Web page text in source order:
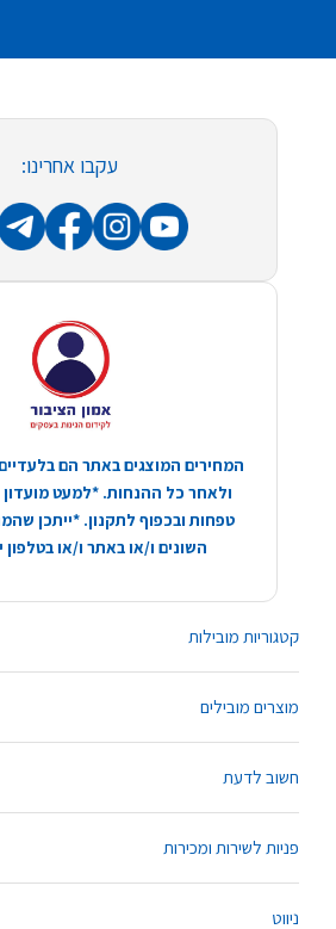
קטגוריות מובילות
מוצרים מובילים
חשוב לדעת
פניות לשירות ומכירות
ניווט
עקבו אחרינו:
המחירים המוצגים באתר הם
ולאחר כל ההנחות. *למעט מועדון
טפחות ובכפוף לתקנון. *ייתכן
השונים ו/או באתר ו/או בטלפון